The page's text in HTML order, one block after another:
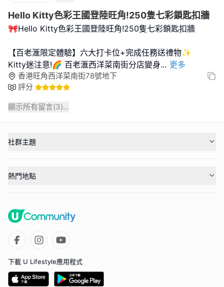
Hello Kitty色彩王國登陸旺角!250隻七彩鎖匙扣牆
🎀Hello Kitty色彩王國登陸旺角!250隻七彩鎖匙扣牆
【百老滙限定體驗】六大打卡位+完成任務送禮物✨
Kitty迷注意!🌈 百老滙西洋菜南街分店變身... 更多
香港旺角西洋菜南街78號地下
評分
顯示所有留言(3)...
社群主題
熱門地點
下載 U Lifestyle應用程式